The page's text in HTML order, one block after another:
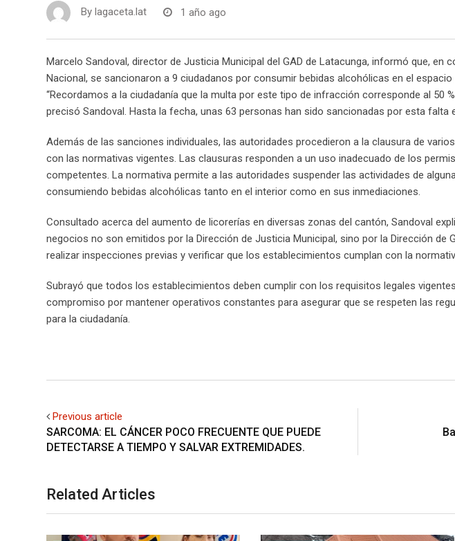
By lagaceta.lat 1 año ago
Marcelo Sandoval, director de Justicia Municipal del GAD de Latacunga, informó que, en
Nacional, se sancionaron a 9 ciudadanos por consumir bebidas alcohólicas en el
“Recordamos a la ciudadanía que la multa por este tipo de infracción corresponde al 50
precisó Sandoval. Hasta la fecha, unas 63 personas han sido sancionadas por esta falta
Además de las sanciones individuales, las autoridades procedieron a la clausura de
con las normativas vigentes. Las clausuras responden a un uso inadecuado de los
competentes. La normativa permite a las autoridades suspender las actividades de
consumiendo bebidas alcohólicas tanto en el interior como en sus inmediaciones.
Consultado acerca del aumento de licorerías en diversas zonas del cantón, Sandoval
negocios no son emitidos por la Dirección de Justicia Municipal, sino por la Dirección de
realizar inspecciones previas y verificar que los establecimientos cumplan con la
Subrayó que todos los establecimientos deben cumplir con los requisitos legales
compromiso por mantener operativos constantes para asegurar que se respeten las
para la ciudadanía.
Previous article
SARCOMA: EL CÁNCER POCO FRECUENTE QUE PUEDE
DETECTARSE A TIEMPO Y SALVAR EXTREMIDADES.
Related Articles